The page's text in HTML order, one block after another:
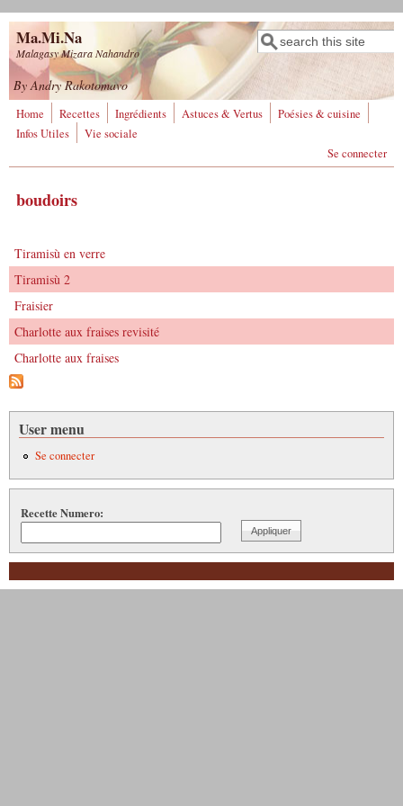
Aller au contenu principal
Ma.Mi.Na
Malagasy Mizara Nahandro
Formulaire de
recherche
Rechercher
By Andry Rakotomavo
Home Recettes Ingrédients Astuces & Vertus
Poésies & cuisine
Infos Utiles
Vie sociale
Se connecter
boudoirs
Tiramisù en verre
Tiramisù 2
Fraisier
Charlotte aux fraises revisité
Charlotte aux fraises
User menu
Se connecter
Recette Numero: